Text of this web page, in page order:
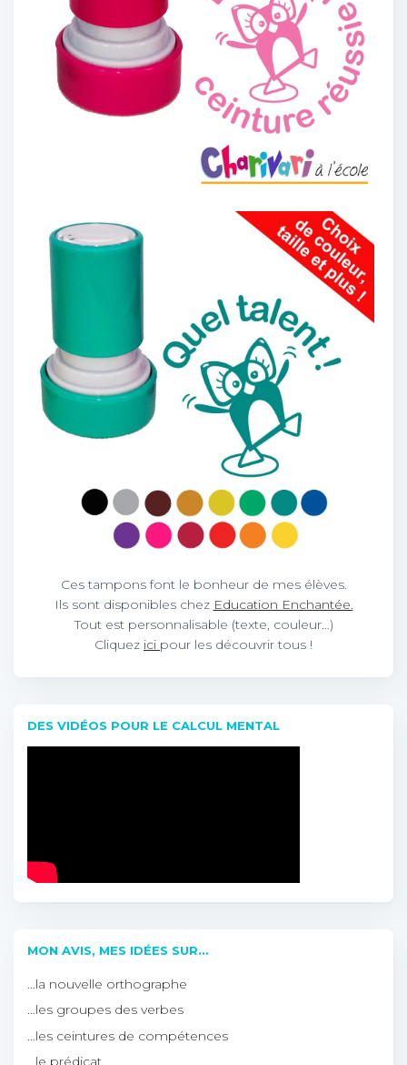
Ces tampons font le bonheur de mes élèves.
Ils sont disponibles chez Education Enchantée.
Tout est personnalisable (texte, couleur…)
Cliquez ici pour les découvrir tous !
DES VIDÉOS POUR LE CALCUL MENTAL
MON AVIS, MES IDÉES SUR…
…la nouvelle orthographe
…les groupes des verbes
…les ceintures de compétences